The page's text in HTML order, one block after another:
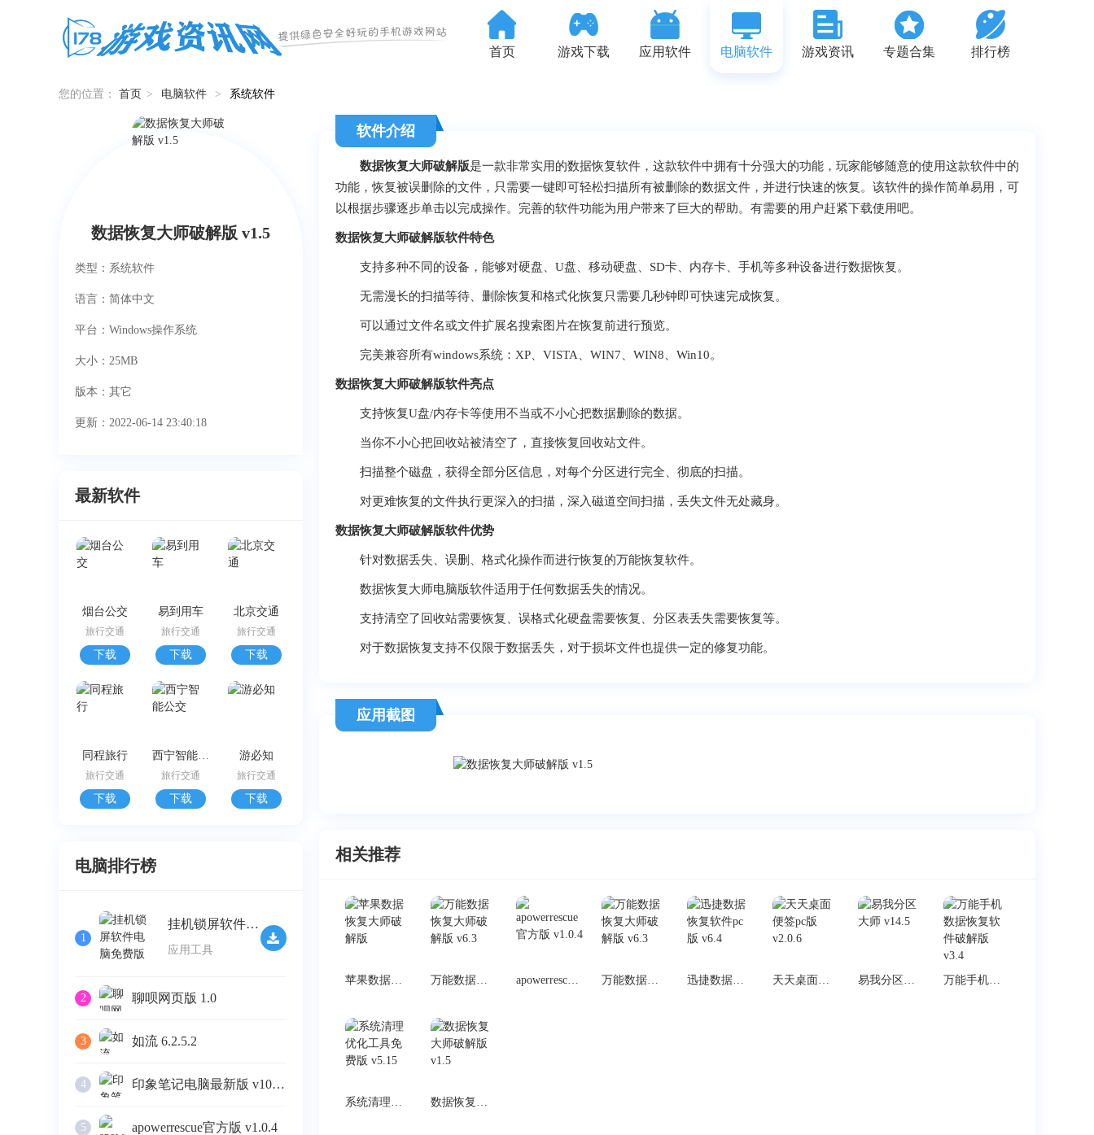
首页 游戏下载 应用软件 电脑软件 游戏资讯 专题合集 排行榜
您的位置： 首页 > 电脑软件 > 系统软件
类型：系统软件
语言：简体中文
平台：Windows操作系统
大小：25MB
版本：其它
更新：2022-06-14 23:40:18
最新软件
烟台公交
旅行交通
下载
易到用车
旅行交通
下载
北京交通
旅行交通
下载
同程旅行
旅行交通
下载
西宁智能公交
旅行交通
下载
游必知
旅行交通
下载
电脑排行榜
1
挂机锁屏软件电脑免费版 v2.32
应用工具
2 聊呗网页版 1.0
3 如流 6.2.5.2
4 印象笔记电脑最新版 v10.4.4
5 apowerrescue官方版 v1.0.4
软件介绍
数据恢复大师破解版 v1.5
数据恢复大师破解版是一款非常实用的数据恢复软件，这款软件中拥有十分强大的功能，玩家能够随意的使用这款软件中的
功能，恢复被误删除的文件，只需要一键即可轻松扫描所有被删除的数据文件，并进行快速的恢复。该软件的操作简单易用，可
以根据步骤逐步单击以完成操作。完善的软件功能为用户带来了巨大的帮助。有需要的用户赶紧下载使用吧。
数据恢复大师破解版软件特色
支持多种不同的设备，能够对硬盘、U盘、移动硬盘、SD卡、内存卡、手机等多种设备进行数据恢复。
无需漫长的扫描等待、删除恢复和格式化恢复只需要几秒钟即可快速完成恢复。
可以通过文件名或文件扩展名搜索图片在恢复前进行预览。
完美兼容所有windows系统：XP、VISTA、WIN7、WIN8、Win10。
数据恢复大师破解版软件亮点
支持恢复U盘/内存卡等使用不当或不小心把数据删除的数据。
当你不小心把回收站被清空了，直接恢复回收站文件。
扫描整个磁盘，获得全部分区信息，对每个分区进行完全、彻底的扫描。
对更难恢复的文件执行更深入的扫描，深入磁道空间扫描，丢失文件无处藏身。
数据恢复大师破解版软件优势
针对数据丢失、误删、格式化操作而进行恢复的万能恢复软件。
数据恢复大师电脑版软件适用于任何数据丢失的情况。
支持清空了回收站需要恢复、误格式化硬盘需要恢复、分区表丢失需要恢复等。
对于数据恢复支持不仅限于数据丢失，对于损坏文件也提供一定的修复功能。
应用截图
相关推荐
苹果数据恢复大师破解版 万能数据恢复大师破解版 v6.3 apowerrescue官方版 v1.0.4 万能数据恢复大师破解版 v6.3 迅捷数据恢复软件pc版 v6.4 天天桌面便签pc版 v2.0.6 易我分区大师 v14.5 万能手机数据恢复软件破解版 v3.4
系统清理优化工具免费版 v5.15 数据恢复大师破解版 v1.5